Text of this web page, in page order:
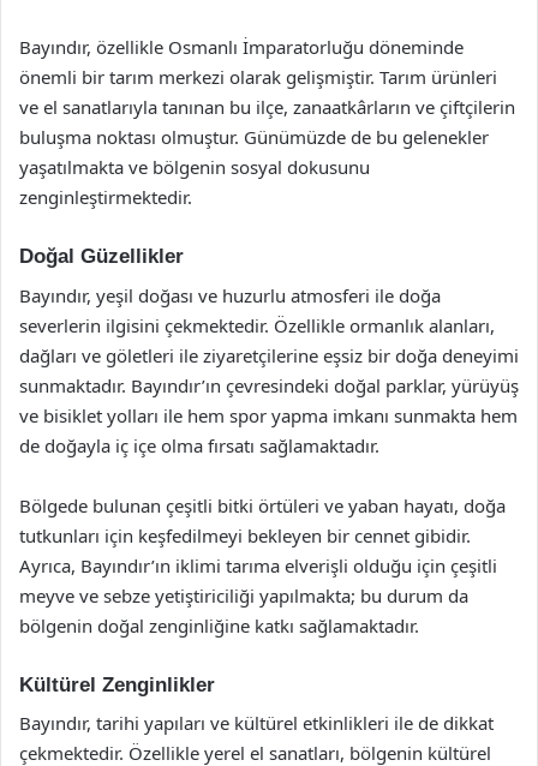
Bayındır, özellikle Osmanlı İmparatorluğu döneminde
önemli bir tarım merkezi olarak gelişmiştir. Tarım ürünleri
ve el sanatlarıyla tanınan bu ilçe, zanaatkârların ve çiftçilerin
buluşma noktası olmuştur. Günümüzde de bu gelenekler
yaşatılmakta ve bölgenin sosyal dokusunu
zenginleştirmektedir.
Doğal Güzellikler
Bayındır, yeşil doğası ve huzurlu atmosferi ile doğa
severlerin ilgisini çekmektedir. Özellikle ormanlık alanları,
dağları ve göletleri ile ziyaretçilerine eşsiz bir doğa deneyimi
sunmaktadır. Bayındır’ın çevresindeki doğal parklar, yürüyüş
ve bisiklet yolları ile hem spor yapma imkanı sunmakta hem
de doğayla iç içe olma fırsatı sağlamaktadır.
Bölgede bulunan çeşitli bitki örtüleri ve yaban hayatı, doğa
tutkunları için keşfedilmeyi bekleyen bir cennet gibidir.
Ayrıca, Bayındır’ın iklimi tarıma elverişli olduğu için çeşitli
meyve ve sebze yetiştiriciliği yapılmakta; bu durum da
bölgenin doğal zenginliğine katkı sağlamaktadır.
Kültürel Zenginlikler
Bayındır, tarihi yapıları ve kültürel etkinlikleri ile de dikkat
çekmektedir. Özellikle yerel el sanatları, bölgenin kültürel